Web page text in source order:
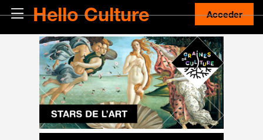
Salta al contenido principal
Panel lateral
Hello Culture Acceder